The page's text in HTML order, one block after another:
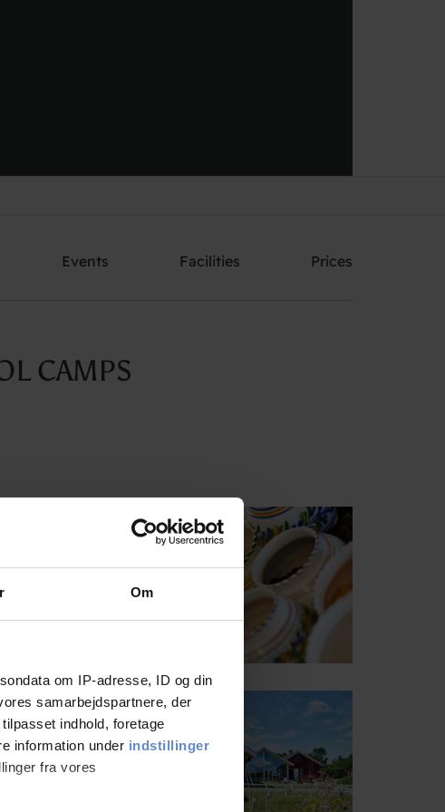
Om
om IP-adresse, ID og din
samarbejdspartnere, der
indhold, foretage
information under indstillinger
fra vores
Events Facilities Prices
CAMPS